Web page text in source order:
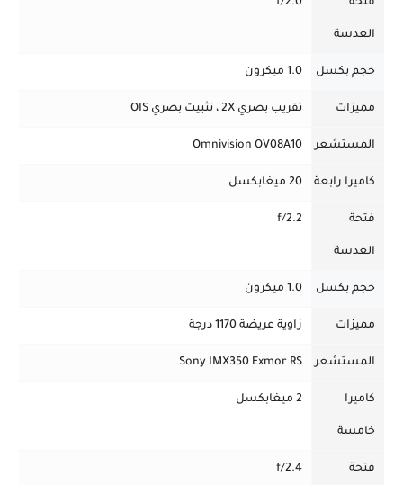
فتحة
العدسة
f/2.0
حجم بكسل 1.0 ميكرون
مميزات تقريب بصري 2X ، تثبيت بصري OIS
المستشعر Omnivision OV08A10
كاميرا رابعة 20 ميغابكسل
فتحة
العدسة
f/2.2
حجم بكسل 1.0 ميكرون
مميزات زاوية عريضة 1170 درجة
المستشعر Sony IMX350 Exmor RS
كاميرا
خامسة
2 ميغابكسل
فتحة f/2.4